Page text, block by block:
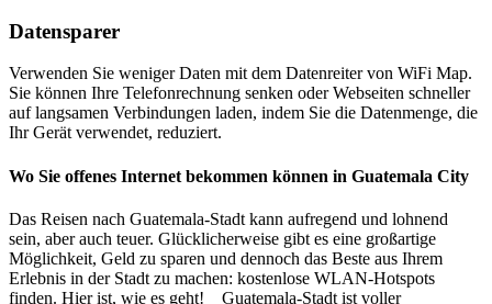
Datensparer
Verwenden Sie weniger Daten mit dem Datenreiter von WiFi Map.
Sie können Ihre Telefonrechnung senken oder Webseiten schneller
auf langsamen Verbindungen laden, indem Sie die Datenmenge, die
Ihr Gerät verwendet, reduziert.
Wo Sie offenes Internet bekommen können in Guatemala City
Das Reisen nach Guatemala-Stadt kann aufregend und lohnend
sein, aber auch teuer. Glücklicherweise gibt es eine großartige
Möglichkeit, Geld zu sparen und dennoch das Beste aus Ihrem
Erlebnis in der Stadt zu machen: kostenlose WLAN-Hotspots
finden. Hier ist, wie es geht! Guatemala-Stadt ist voller